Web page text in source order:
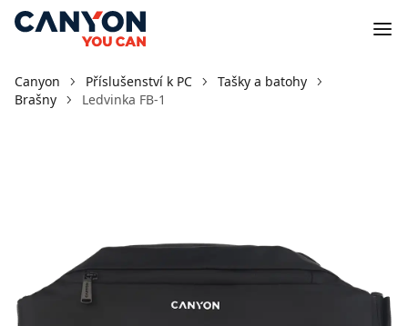
Canyon Příslušenství k PC
Tašky a batohy
Brašny
Ledvinka FB-1